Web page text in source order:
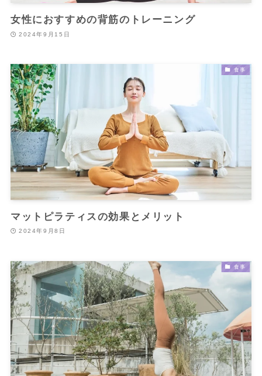
女性におすすめの背筋のトレーニング
2024年9月15日
食事
マットピラティスの効果とメリット
2024年9月8日
食事